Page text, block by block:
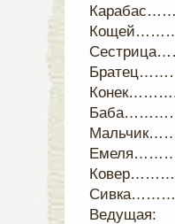
Кощей………
Конек……….
Ковер………
Сивка………
Ведущая: